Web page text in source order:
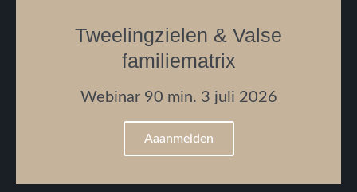
Tweelingzielen & Valse
familiematrix
Webinar 90 min. 3 juli 2026
Aaanmelden